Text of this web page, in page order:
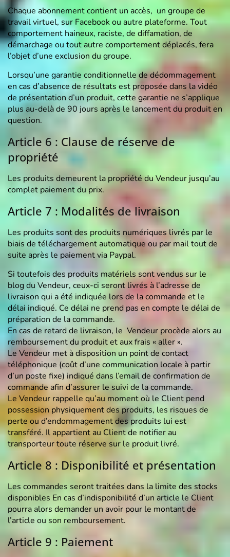
Chaque abonnement contient un accès, un groupe de
travail virtuel, sur Facebook ou autre plateforme. Tout
comportement haineux, raciste, de diffamation, de
démarchage ou tout autre comportement déplacés, fera
l’objet d’une exclusion du groupe.
Lorsqu’une garantie conditionnelle de dédommagement
en cas d’absence de résultats est proposée dans la vidéo
de présentation d’un produit, cette garantie ne s’applique
plus au-delà de 90 jours après le lancement du produit en
question.
Article 6 : Clause de réserve de
propriété
Les produits demeurent la propriété du Vendeur jusqu’au
complet paiement du prix.
Article 7 : Modalités de livraison
Les produits sont des produits numériques livrés par le
biais de téléchargement automatique ou par mail tout de
suite après le paiement via Paypal.
Si toutefois des produits matériels sont vendus sur le
blog du Vendeur, ceux-ci seront livrés à l’adresse de
livraison qui a été indiquée lors de la commande et le
délai indiqué. Ce délai ne prend pas en compte le délai de
préparation de la commande.
En cas de retard de livraison, le Vendeur procède alors au
remboursement du produit et aux frais « aller ».
Le Vendeur met à disposition un point de contact
téléphonique (coût d’une communication locale à partir
d’un poste fixe) indiqué dans l’email de confirmation de
commande afin d’assurer le suivi de la commande.
Le Vendeur rappelle qu’au moment où le Client pend
possession physiquement des produits, les risques de
perte ou d’endommagement des produits lui est
transféré. Il appartient au Client de notifier au
transporteur toute réserve sur le produit livré.
Article 8 : Disponibilité et présentation
Les commandes seront traitées dans la limite des stocks
disponibles En cas d’indisponibilité d’un article le Client
pourra alors demander un avoir pour le montant de
l’article ou son remboursement.
Article 9 : Paiement